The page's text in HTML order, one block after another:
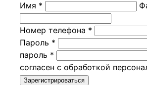
Имя *
Номер телефона *
Пароль *
пароль *
согласен с обработкой
Зарегистрироваться